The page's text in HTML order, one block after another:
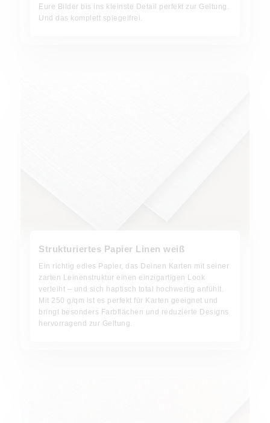
Eure Bilder bis ins kleinste Detail perfekt zur Geltung.
Und das komplett spiegelfrei.
Strukturiertes Papier Linen weiß
Ein richtig edles Papier, das Deinen Karten mit seiner
zarten Leinenstruktur einen einzigartigen Look
verleiht – und sich haptisch total hochwertig anfühlt.
Mit 250 g/qm ist es perfekt für Karten geeignet und
bringt besonders Farbflächen und reduzierte Designs
hervorragend zur Geltung.